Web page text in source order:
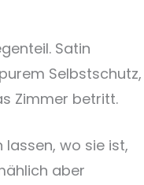
Satin
Selbstschutz,
Zimmer betritt.
lassen, wo sie ist,
aber